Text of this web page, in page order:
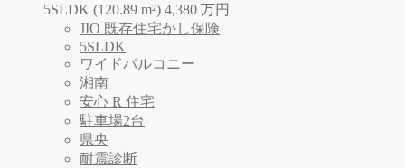
5SLDK (120.89 m²) 4,380 万円
JIO 既存住宅かし保険
5SLDK
ワイドバルコニー
湘南
安心 R 住宅
駐車場2台
県央
耐震診断